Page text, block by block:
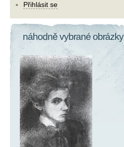
Přihlásit se
náhodně vybrané obrázky